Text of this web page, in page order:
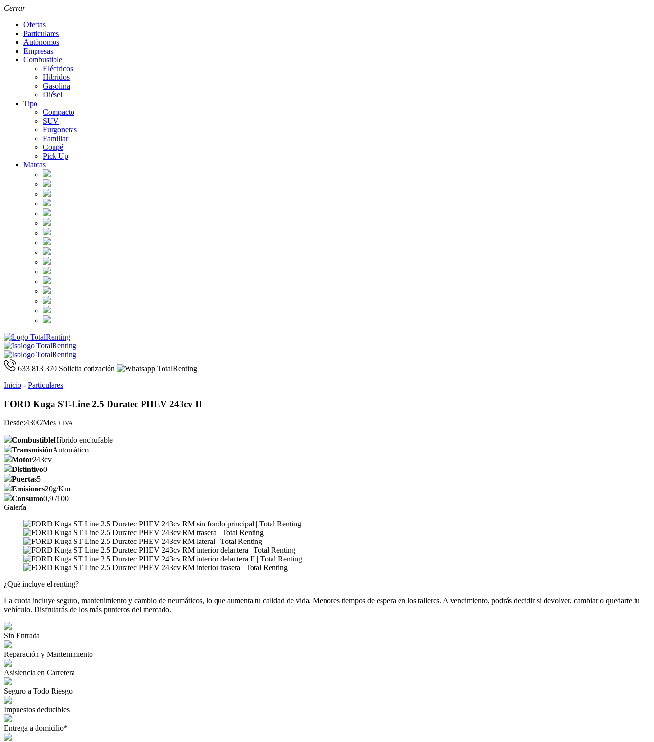
Cerrar
Ofertas
Particulares
Autónomos
Empresas
Combustible
Eléctricos
Híbridos
Gasolina
Diésel
Tipo
Compacto
SUV
Furgonetas
Familiar
Coupé
Pick Up
Marcas
633 813 370 Solicita cotización
Inicio - Particulares
FORD Kuga ST-Line 2.5 Duratec PHEV 243cv II
Desde:430€/Mes + IVA
CombustibleHíbrido enchufable
TransmisiónAutomático
Motor243cv
Distintivo0
Puertas5
Emisiones20g/Km
Consumo0,9l/100
Galería
¿Qué incluye el renting?
La cuota incluye seguro, mantenimiento y cambio de neumáticos, lo que aumenta tu calidad de vida. Menores tiempos de espera en los talleres. A vencimiento, podrás decidir si devolver, cambiar o quedarte tu
vehículo. Disfrutarás de los más punteros del mercado.
Sin Entrada
Reparación y Mantenimiento
Asistencia en Carretera
Seguro a Todo Riesgo
Impuestos deducibles
Entrega a domicilio*